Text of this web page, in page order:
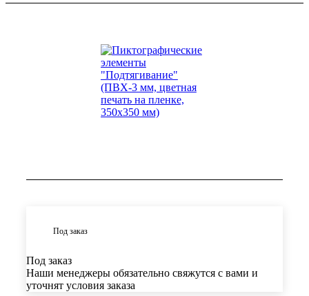
Под заказ
Под заказ
Наши менеджеры обязательно свяжутся с вами и
уточнят условия заказа